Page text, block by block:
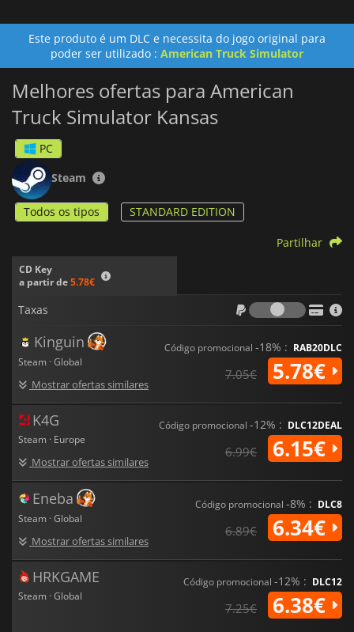
Este produto é um DLC e necessita do jogo original para
poder ser utilizado : American Truck Simulator
Melhores ofertas para American
Truck Simulator Kansas
PC
Steam
Todos os tipos STANDARD EDITION
CD Key
a partir de5.78€
Partilhar
Taxas
Taxas
Kinguin
Steam · Global
Mostrar ofertas similares
Código promocional -18% : RAB20DLC
7.05€ 5.78€
K4G
Steam · Europe
Mostrar ofertas similares
Código promocional -12% : DLC12DEAL
6.99€ 6.15€
Eneba
Steam · Global
Mostrar ofertas similares
Código promocional -8% : DLC8
6.89€ 6.34€
HRKGAME
Steam · Global
Código promocional -12% : DLC12
7.25€ 6.38€